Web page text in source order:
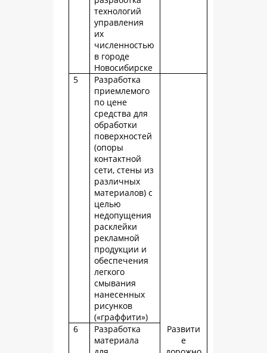
технологий
управления
их
численностью
в городе
Новосибирске
5
Разработка
приемлемого
по цене
средства для
обработки
поверхностей
(опоры
контактной
сети, стены из
различных
материалов) с
целью
недопущения
расклейки
рекламной
продукции и
обеспечения
легкого
смывания
нанесенных
рисунков
(«граффити»)
Развити
е
6
Разработка
материала